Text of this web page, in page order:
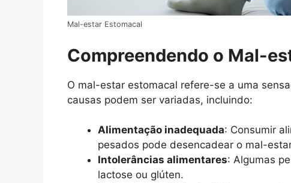
Mal-estar Estomacal
Compreendendo o Mal-
O mal-estar estomacal refere-se a uma
causas podem ser variadas, incluindo:
Alimentação inadequada: Consumir
pesados pode desencadear o mal-
Intolerâncias alimentares: Algumas
lactose ou glúten.